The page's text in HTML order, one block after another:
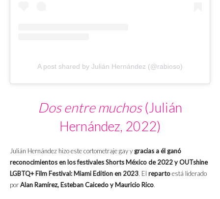
A post shared by Julián Hernández (@rabioso)
Dos entre muchos(Julián
Hernández, 2022)
Julián Hernández hizo este cortometraje gay ygracias a él ganó
reconocimientos en los festivales Shorts México de 2022 y OUTshine
LGBTQ+ Film Festival: Miami Edition en 2023. El repartoestá liderado
porAlan Ramírez, Esteban Caicedo y Mauricio Rico.